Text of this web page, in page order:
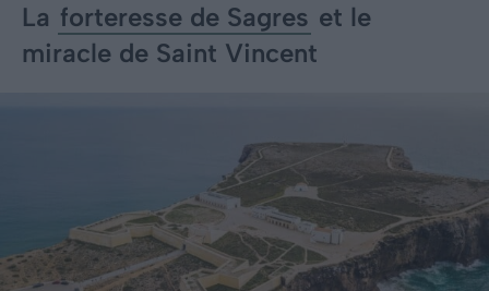
La forteresse de Sagres et le
miracle de Saint Vincent